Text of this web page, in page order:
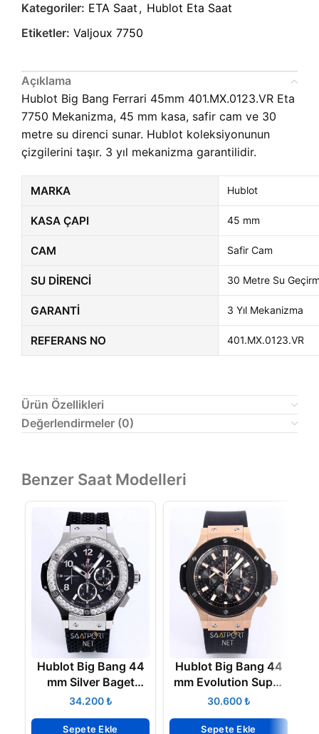
Kategoriler: ETA Saat , Hublot Eta Saat
Etiketler: Valjoux 7750
Açıklama
Hublot Big Bang Ferrari 45mm 401.MX.0123.VR Eta
7750 Mekanizma, 45 mm kasa, safir cam ve 30
metre su direnci sunar. Hublot koleksiyonunun
çizgilerini taşır. 3 yıl mekanizma garantilidir.
MARKA Hublot
KASA ÇAPI 45 mm
CAM Safir Cam
SU DIRENCI 30 Metre Su
GARANTI 3 Yıl Mekanizma
REFERANS NO 401.MX.0123.VR
Ürün Özellikleri
Değerlendirmeler (0)
Benzer Saat Modelleri
Hublot Big Bang 44
mm Silver Baget
Super Clone Eta
₺
Sepete Ekle
Hublot Big Bang 44
mm Evolution Super
Seramik Bezel Eta
₺
Sepete Ekle